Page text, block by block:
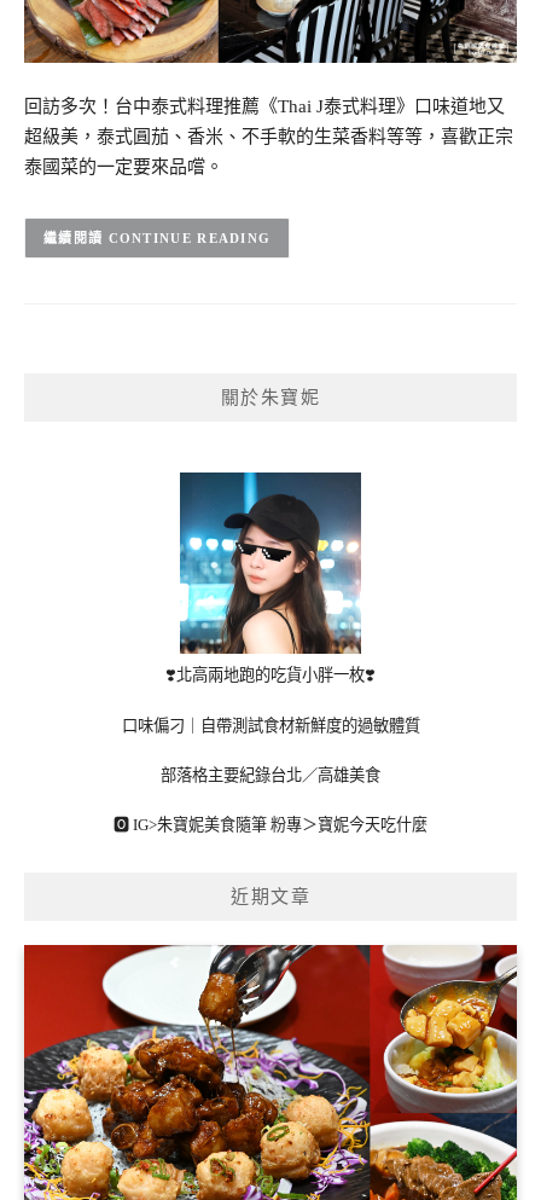
回訪多次！台中泰式料理推薦《Thai J泰式料理》口味道地又
超級美，泰式圓茄、香米、不手軟的生菜香料等等，喜歡正宗
泰國菜的一定要來品嚐。
CONTINUE READING
關於朱寶妮
❣️北高兩地跑的吃貨小胖一枚❣️
口味偏刁｜自帶測試食材新鮮度的過敏體質
部落格主要紀錄台北／高雄美食
🅾 IG>朱寶妮美食隨筆 粉專＞寶妮今天吃什麼
近期文章